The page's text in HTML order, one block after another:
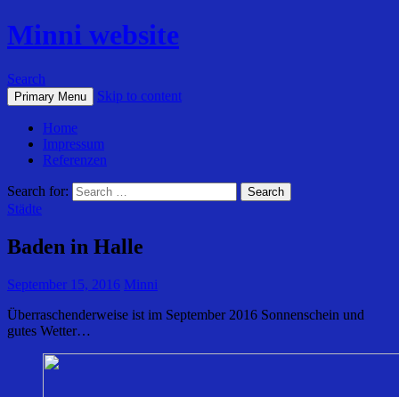
Minni website
Search
Primary Menu Skip to content
Home
Impressum
Referenzen
Search for:
Städte
Baden in Halle
September 15, 2016 Minni
Überraschenderweise ist im September 2016 Sonnenschein und
gutes Wetter…